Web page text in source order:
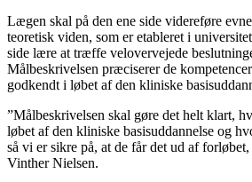
Lægen skal på den ene side videreføre
teoretisk viden, som er etableret i
side lære at træffe velovervejede
Målbeskrivelsen præciserer de
godkendt i løbet af den kliniske
”Målbeskrivelsen skal gøre det helt klart,
løbet af den kliniske basisuddannelse og
så vi er sikre på, at de får det ud af
Vinther Nielsen.